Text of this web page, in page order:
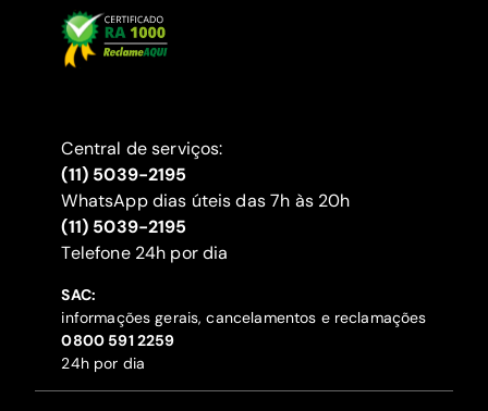
Central de serviços:
(11) 5039-2195
WhatsApp dias úteis das 7h às 20h
(11) 5039-2195
‍Telefone 24h por dia
SAC:
informações gerais, cancelamentos e reclamações
‍0800 591 2259
24h por dia